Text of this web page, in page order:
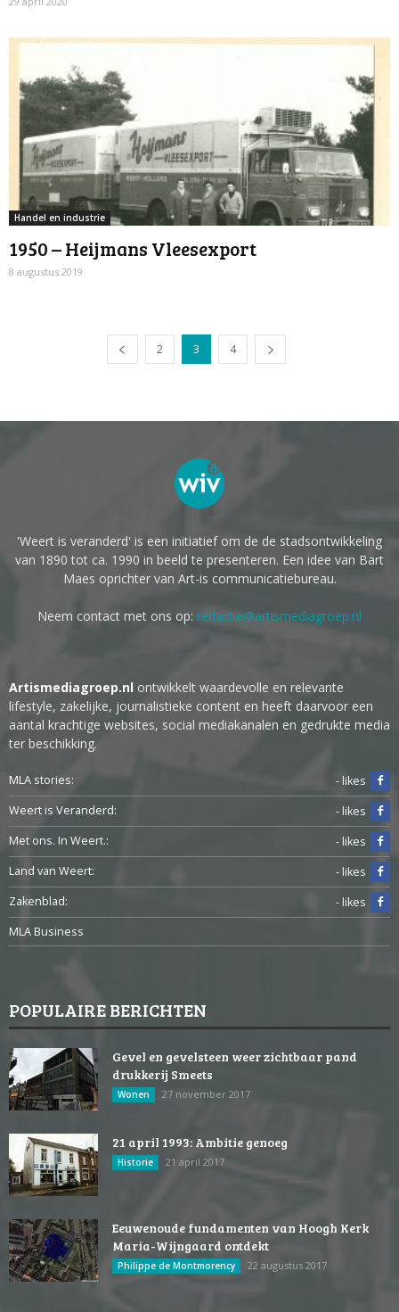
Handel en industrie
1950 – Heijmans Vleesexport
8 augustus 2019
2 3 4
'Weert is veranderd' is een initiatief om de de stadsontwikkeling
van 1890 tot ca. 1990 in beeld te presenteren. Een idee van Bart
Maes oprichter van Art-is communicatiebureau.
Neem contact met ons op: redactie@artismediagroep.nl
Artismediagroep.nl ontwikkelt waardevolle en relevante
lifestyle, zakelijke, journalistieke content en heeft daarvoor een
aantal krachtige websites, social mediakanalen en gedrukte media
ter beschikking.
MLA stories:
- likes
Weert is Veranderd:
- likes
Met ons. In Weert.:
- likes
Land van Weert:
- likes
Zakenblad:
- likes
MLA Business
POPULAIRE BERICHTEN
Gevel en gevelsteen weer zichtbaar pand
drukkerij Smeets
Wonen 27 november 2017
21 april 1993: Ambitie genoeg
Historie 21 april 2017
Eeuwenoude fundamenten van Hoogh Kerk
Maria-Wijngaard ontdekt
Philippe de Montmorency 22 augustus 2017